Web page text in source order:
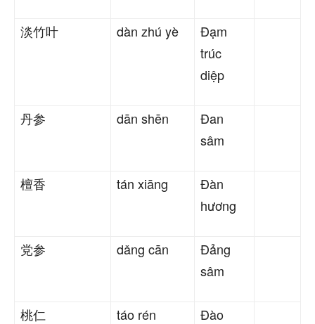
淡竹叶 dàn zhú yè
Đạm
trúc
diệp
丹参 dān shēn
Đan
sâm
檀香 tán xiāng
Đàn
hương
党参 dǎng cān
Đảng
sâm
桃仁 táo rén
Đào